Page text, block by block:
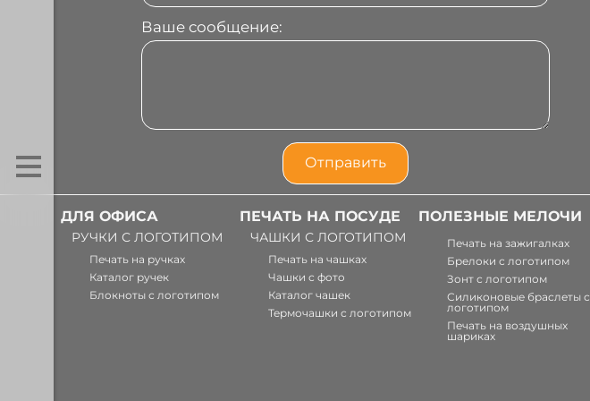
Ваше сообщение:
ДЛЯ ОФИСА
РУЧКИ С ЛОГОТИПОМ
Печать на ручках
Каталог ручек
Блокноты с логотипом
ПЕЧАТЬ НА ПОСУДЕ
ЧАШКИ С ЛОГОТИПОМ
Печать на чашках
Чашки с фото
Каталог чашек
Термочашки с логотипом
ПОЛЕЗНЫЕ МЕЛОЧИ
Печать на зажигалках
Брелоки с логотипом
Зонт с логотипом
Силиконовые браслеты с
логотипом
Печать на воздушных
шариках